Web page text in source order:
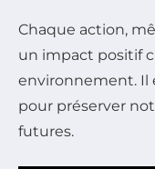
Chaque action,
un impact positif
environnement. Il
pour préserver
futures.